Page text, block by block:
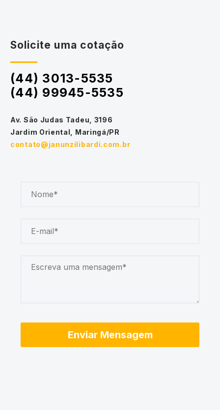
Solicite uma cotação
(44) 3013-5535
(44) 99945-5535
Av. São Judas Tadeu, 3196
Jardim Oriental, Maringá/PR
contato@janunzilibardi.com.br